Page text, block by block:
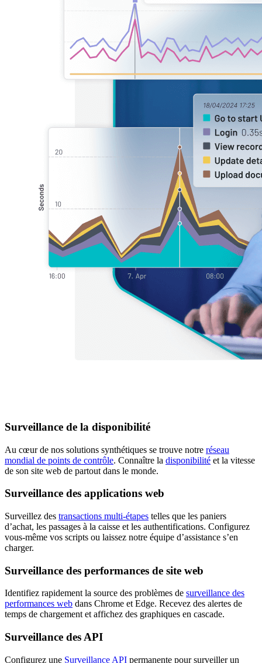
Surveillance de la disponibilité
Au cœur de nos solutions synthétiques se trouve notre réseau
mondial de points de contrôle. Connaître la disponibilité et la vitesse
de son site web de partout dans le monde.
Surveillance des applications web
Surveillez des transactions multi-étapes telles que les paniers
d’achat, les passages à la caisse et les authentifications. Configurez
vous-même vos scripts ou laissez notre équipe d’assistance s’en
charger.
Surveillance des performances de site web
Identifiez rapidement la source des problèmes de surveillance des
performances web dans Chrome et Edge. Recevez des alertes de
temps de chargement et affichez des graphiques en cascade.
Surveillance des API
Configurez une Surveillance API permanente pour surveiller un